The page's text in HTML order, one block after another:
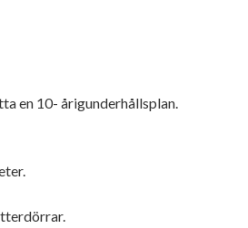
en 10- årigunderhållsplan.